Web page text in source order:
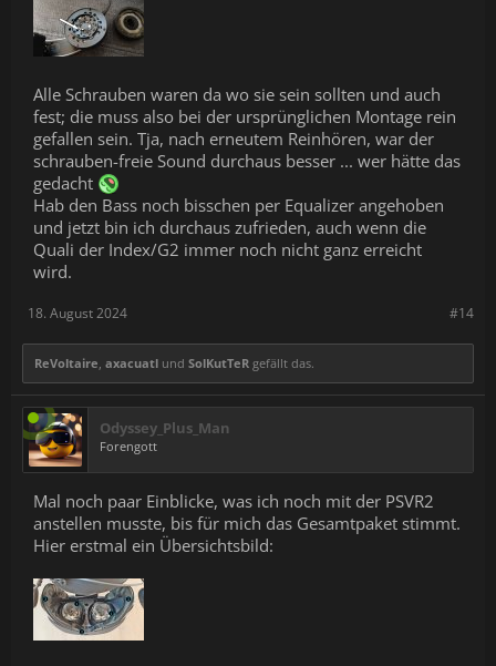
Alle Schrauben waren da wo sie sein sollten und auch
fest; die muss also bei der ursprünglichen Montage rein
gefallen sein. Tja, nach erneutem Reinhören, war der
schrauben-freie Sound durchaus besser ... wer hätte das
gedacht
Hab den Bass noch bisschen per Equalizer angehoben
und jetzt bin ich durchaus zufrieden, auch wenn die
Quali der Index/G2 immer noch nicht ganz erreicht
wird.
#14
18. August 2024
ReVoltaire, axacuatl und SolKutTeR gefällt das.
Odyssey_Plus_Man
Forengott
Mal noch paar Einblicke, was ich noch mit der PSVR2
anstellen musste, bis für mich das Gesamtpaket stimmt.
Hier erstmal ein Übersichtsbild: